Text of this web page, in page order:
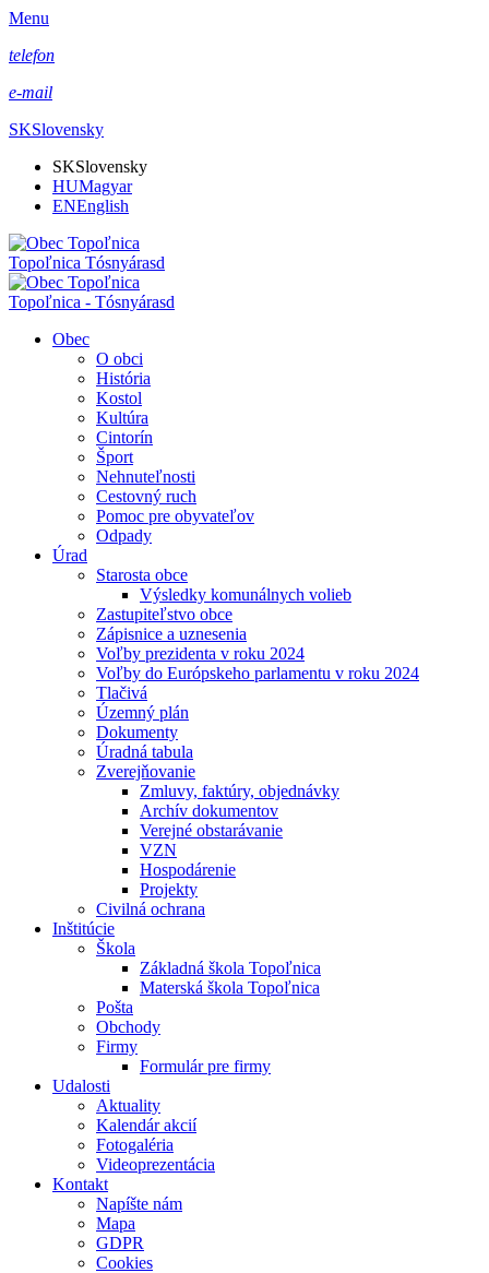
Menu
telefon
e-mail
SKSlovensky
SKSlovensky
HUMagyar
ENEnglish
Topoľnica Tósnyárasd
Topoľnica - Tósnyárasd
Obec
O obci
História
Kostol
Kultúra
Cintorín
Šport
Nehnuteľnosti
Cestovný ruch
Pomoc pre obyvateľov
Odpady
Úrad
Starosta obce
Výsledky komunálnych volieb
Zastupiteľstvo obce
Zápisnice a uznesenia
Voľby prezidenta v roku 2024
Voľby do Európskeho parlamentu v roku 2024
Tlačivá
Územný plán
Dokumenty
Úradná tabula
Zverejňovanie
Zmluvy, faktúry, objednávky
Archív dokumentov
Verejné obstarávanie
VZN
Hospodárenie
Projekty
Civilná ochrana
Inštitúcie
Škola
Základná škola Topoľnica
Materská škola Topoľnica
Pošta
Obchody
Firmy
Formulár pre firmy
Udalosti
Aktuality
Kalendár akcií
Fotogaléria
Videoprezentácia
Kontakt
Napíšte nám
Mapa
GDPR
Cookies